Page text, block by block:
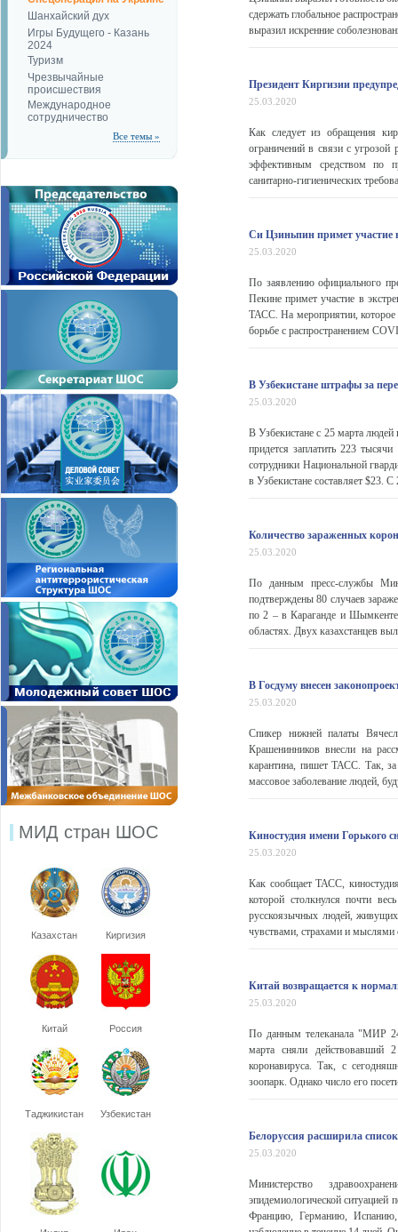
Шанхайский дух
Игры Будущего - Казань
2024
Туризм
Чрезвычайные
происшествия
Международное
сотрудничество
Все темы »
МИД стран ШОС
Казахстан Киргизия
Китай Россия
Таджикистан Узбекистан
сдержать глобальное
выразил искренние
Президент Киргизии
25.03.2020
Как следует из обращения
ограничений в связи с угрозой
эффективным средством по
санитарно-гигиенических
Си Цзиньпин примет участие
25.03.2020
По заявлению официального
Пекине примет участие в
ТАСС. На мероприятии, которое
борьбе с распространением
В Узбекистане штрафы за
25.03.2020
В Узбекистане с 25 марта людей
придется заплатить 223
сотрудники Национальной
в Узбекистане составляет $23.
Количество зараженных
25.03.2020
По данным пресс-службы
подтверждены 80 случаев
по 2 – в Караганде и
областях. Двух казахстанцев
В Госдуму внесен
25.03.2020
Спикер нижней палаты
Крашенинников внесли на
карантина, пишет ТАСС. Так, за
массовое заболевание людей,
Киностудия имени Горького
25.03.2020
Как сообщает ТАСС,
которой столкнулся почти
русскоязычных людей,
чувствами, страхами и мыслями
Китай возвращается к
25.03.2020
По данным телеканала "МИР
марта сняли действовавший
коронавируса. Так, с
зоопарк. Однако число его
Белоруссия расширила
25.03.2020
Министерство
эпидемиологической
Францию, Германию,